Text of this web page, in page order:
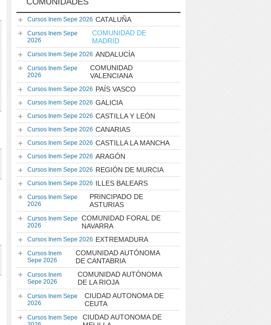
Cursos Inem Sepe 2026 CATALUÑA
Cursos Inem Sepe
2026
COMUNIDAD DE
MADRID
Cursos Inem Sepe 2026 ANDALUCÍA
Cursos Inem Sepe
2026
COMUNIDAD
VALENCIANA
Cursos Inem Sepe 2026 PAÍS VASCO
Cursos Inem Sepe 2026 GALICIA
Cursos Inem Sepe 2026 CASTILLA Y LEÓN
Cursos Inem Sepe 2026 CANARIAS
Cursos Inem Sepe 2026 CASTILLA LA MANCHA
Cursos Inem Sepe 2026 ARAGÓN
Cursos Inem Sepe 2026 REGIÓN DE MURCIA
Cursos Inem Sepe 2026 ILLES BALEARS
Cursos Inem Sepe
2026
PRINCIPADO DE
ASTURIAS
Cursos Inem Sepe
2026
COMUNIDAD FORAL DE
NAVARRA
Cursos Inem Sepe 2026 EXTREMADURA
Cursos Inem
Sepe 2026
COMUNIDAD AUTÓNOMA
DE CANTABRIA
Cursos Inem
Sepe 2026
COMUNIDAD AUTÓNOMA
DE LA RIOJA
Cursos Inem Sepe
2026
CIUDAD AUTONOMA DE
CEUTA
Cursos Inem Sepe
CIUDAD AUTONOMA DE